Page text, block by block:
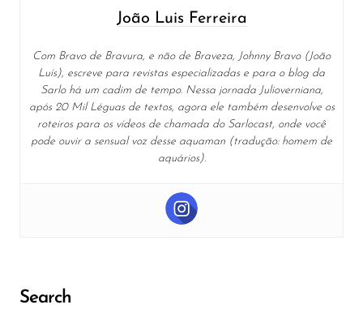
João Luis Ferreira
Com Bravo de Bravura, e não de Braveza, Johnny Bravo (João
Luís), escreve para revistas especializadas e para o blog da
Sarlo há um cadim de tempo. Nessa jornada Julioverniana,
após 20 Mil Léguas de textos, agora ele também desenvolve os
roteiros para os vídeos de chamada do Sarlocast, onde você
pode ouvir a sensual voz desse aquaman (tradução: homem de
aquários).
Search